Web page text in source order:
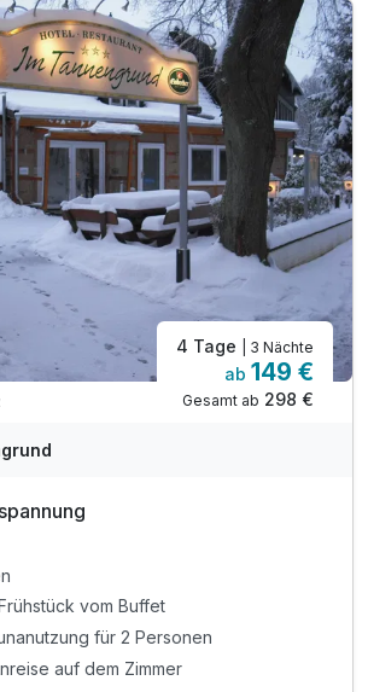
der Saunalandschaft und der
des Erlebnishotels Festenburg
sowie Bolz- und
zum Toben und Klettern
für die Lieferung zum
nicht inbegriffen)
Nutzung
mit vielen Vorteilen und Rabatte im
Ihren Aufenthalt
4 Tage | 3 Nächte
ab 149 €
Gesamt ab 298 €
vom Buffet
für 2 Personen
auf dem Zimmer